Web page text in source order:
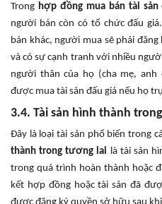
Trong hợp đồng mua bán tài sản
người bán còn có tổ chức đấu
bán khác, người mua sẽ phải
và có sự cạnh tranh với nhiều
người thân của họ (cha mẹ,
được mua tài sản đấu giá nếu họ
3.4. Tài sản hình thành
Đây là loại tài sản phổ biến trong
thành trong tương lai là tài sản
trong quá trình hoàn thành hoặc
kết hợp đồng hoặc tài sản đã